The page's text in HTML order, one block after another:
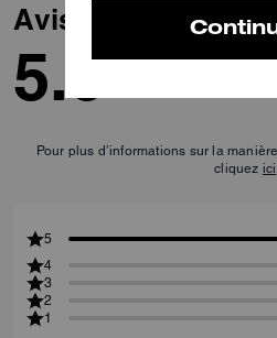
Avis
5.0
Pour plus d’informations sur la
cliquez ici
5
4
3
2
1